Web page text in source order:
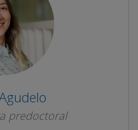
predoctoral